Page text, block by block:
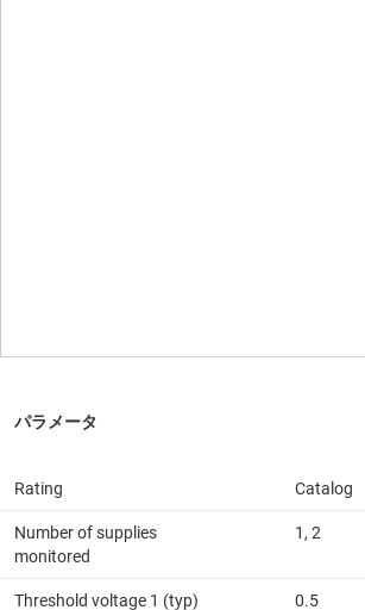
Rating Catalog
Number of supplies
monitored
1, 2
Threshold voltage 1 (typ)
0.5